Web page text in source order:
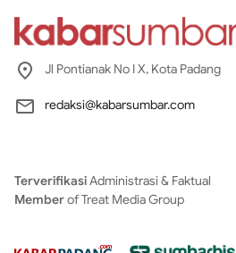
Jl Pontianak No I X, Kota Padang
redaksi@kabarsumbar.com
TerverifikasiAdministrasi & Faktual
Memberof Treat Media Group